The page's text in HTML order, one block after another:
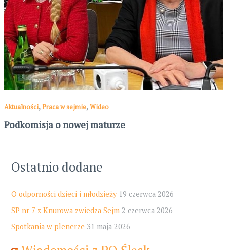
Aktualności,Praca w sejmie,Wideo
Podkomisja o nowej maturze
Ostatnio dodane
O odporności dzieci i młodzieży 19 czerwca 2026
SP nr 7 z Knurowa zwiedza Sejm 2 czerwca 2026
Spotkania w plenerze 31 maja 2026